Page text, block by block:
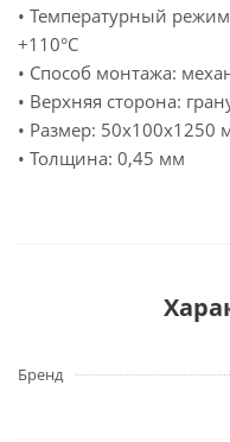
• Температурный
+110°С
• Способ монтажа:
• Верхняя сторона:
• Размер: 50х100х1250
• Толщина: 0,45 мм
Бренд